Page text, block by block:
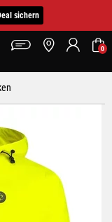
sichern
0